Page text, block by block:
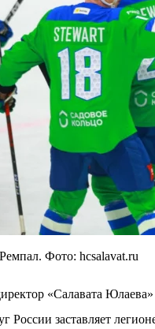
Фото: hcsalavat.ru
«Салавата
России заставляет